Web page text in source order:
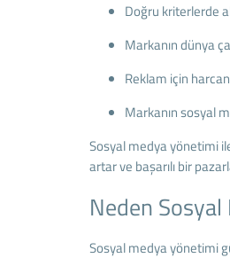
Doğru kriterlerde
Markanın dünya
Reklam için
Markanın sosyal
Sosyal medya yönetimi
artar ve başarılı bir
Neden Sosyal
Sosyal medya yönetimi